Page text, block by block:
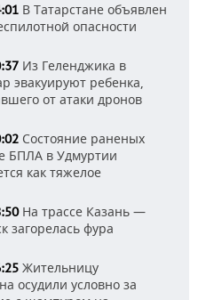
В Татарстане объявлен
опасности
Из Геленджика в
эвакуируют ребенка,
от атаки дронов
Состояние раненых
БПЛА в Удмуртии
как тяжелое
На трассе Казань —
загорелась фура
Жительницу
осудили условно за